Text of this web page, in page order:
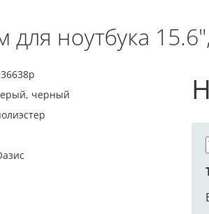
для ноутбука
черный